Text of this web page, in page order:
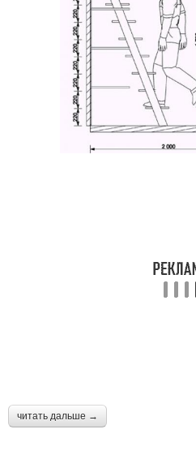
читать дальше →